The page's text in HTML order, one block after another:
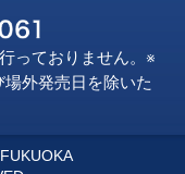
っておりません。※
外発売日を除いた